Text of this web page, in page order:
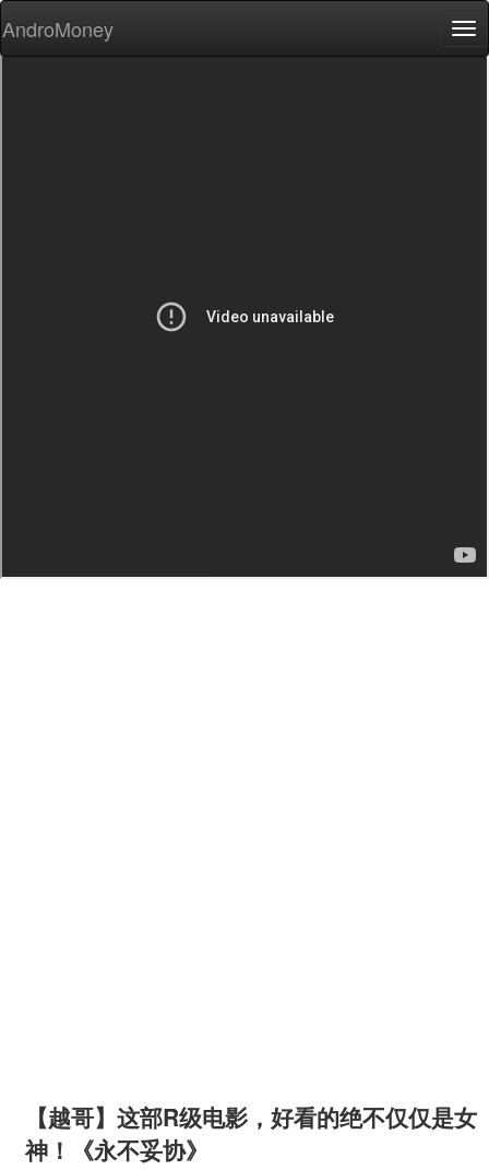
AndroMoney
【越哥】这部R级电影，好看的绝不仅仅是女
神！《永不妥协》